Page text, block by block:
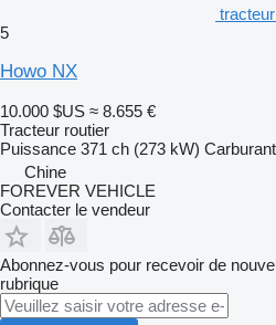
5
Howo NX
10.000 $US ≈ 8.655 €
Tracteur routier
Puissance 371 ch (273 kW) Carburant
Chine
FOREVER VEHICLE
Contacter le vendeur
Abonnez-vous pour recevoir de
rubrique